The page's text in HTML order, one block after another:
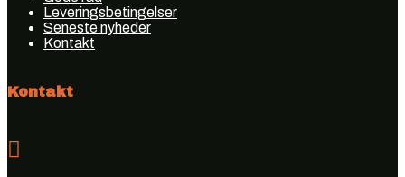
Leveringsbetingelser
Seneste nyheder
Kontakt
Kontakt
